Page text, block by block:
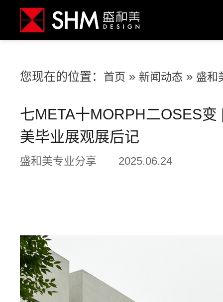
您现在的位置： 首页 » 新闻动态 » 盛和
七META十MORPH二OSES
美毕业展观展后记
盛和美专业分享 2025.06.24